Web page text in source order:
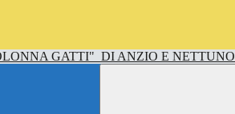
GATTI" DI ANZIO E NETTUNO